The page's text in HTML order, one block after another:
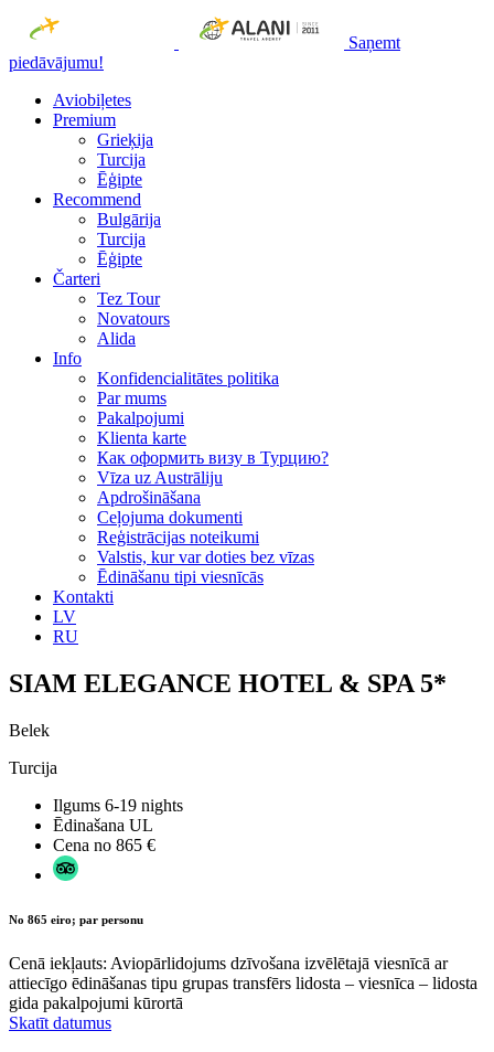
Saņemt
piedāvājumu!
Aviobiļetes
Premium
Grieķija
Turcija
Ēģipte
Recommend
Bulgārija
Turcija
Ēģipte
Čarteri
Tez Tour
Novatours
Alida
Info
Konfidencialitātes politika
Par mums
Рakalpojumi
Klienta karte
Как оформить визу в Турцию?
Vīza uz Austrāliju
Apdrošināšana
Ceļojuma dokumenti
Reģistrācijas noteikumi
Valstis, kur var doties bez vīzas
Ēdināšanu tipi viesnīcās
Kontakti
LV
RU
SIAM ELEGANCE HOTEL & SPA 5*
Belek
Turcija
Ilgums 6-19 nights
Ēdinašana UL
Cena no 865 €
No 865 eiro; par personu
Cenā iekļauts: Aviopārlidojums dzīvošana izvēlētajā viesnīcā ar
attiecīgo ēdināšanas tipu grupas transfērs lidosta – viesnīca – lidosta
gida pakalpojumi kūrortā
Skatīt datumus